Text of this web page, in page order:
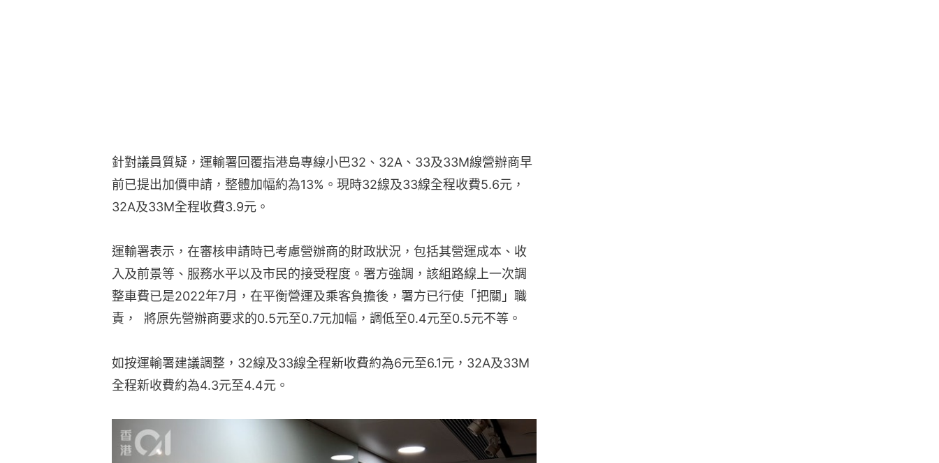
針對議員質疑，運輸署回覆指港島專線小巴32、32A、33及33M線營辦商早
前已提出加價申請，整體加幅約為13%。現時32線及33線全程收費5.6元，
32A及33M全程收費3.9元。
運輸署表示，在審核申請時已考慮營辦商的財政狀況，包括其營運成本、收
入及前景等、服務水平以及市民的接受程度。署方強調，該組路線上一次調
整車費已是2022年7月，在平衡營運及乘客負擔後，署方已行使「把關」職
責，  將原先營辦商要求的0.5元至0.7元加幅，調低至0.4元至0.5元不等。
如按運輸署建議調整，32線及33線全程新收費約為6元至6.1元，32A及33M
全程新收費約為4.3元至4.4元。